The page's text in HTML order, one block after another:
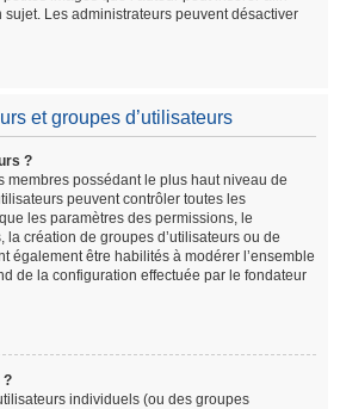
sujet. Les administrateurs peuvent désactiver
et groupes d’utilisateurs
?
membres possédant le plus haut niveau de
peuvent contrôler toutes les
les paramètres des permissions, le
la création de groupes d’utilisateurs ou de
également être habilités à modérer l’ensemble
de la configuration effectuée par le fondateur
?
individuels (ou des groupes